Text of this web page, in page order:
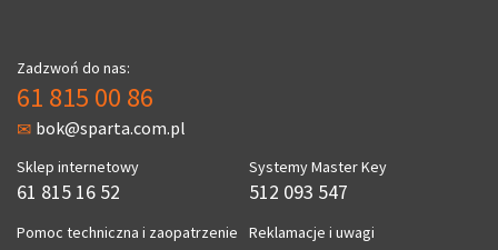
Zadzwoń do nas:
61 815 00 86
bok@sparta.com.pl
Sklep internetowy
61 815 16 52
Pomoc techniczna i zaopatrzenie
Systemy Master Key
512 093 547
Reklamacje i uwagi